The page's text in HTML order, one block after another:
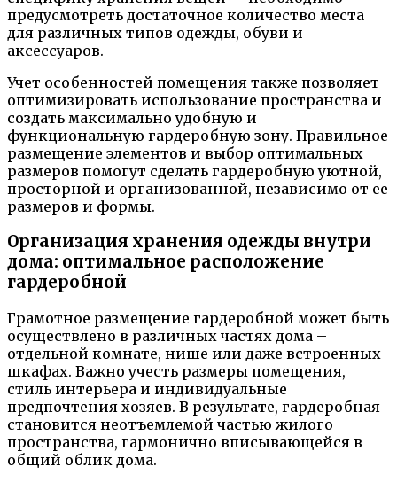
предусмотреть достаточное количество места
для различных типов одежды, обуви и
аксессуаров.
Учет особенностей помещения также позволяет
оптимизировать использование пространства и
создать максимально удобную и
функциональную гардеробную зону. Правильное
размещение элементов и выбор оптимальных
размеров помогут сделать гардеробную уютной,
просторной и организованной, независимо от ее
размеров и формы.
Организация хранения одежды внутри
дома: оптимальное расположение
гардеробной
Грамотное размещение гардеробной может быть
осуществлено в различных частях дома –
отдельной комнате, нише или даже встроенных
шкафах. Важно учесть размеры помещения,
стиль интерьера и индивидуальные
предпочтения хозяев. В результате, гардеробная
становится неотъемлемой частью жилого
пространства, гармонично вписывающейся в
общий облик дома.